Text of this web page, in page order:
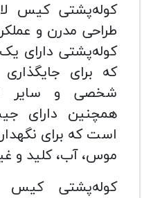
کوله‌پشتی کیس
طراحی مدرن و
کوله‌پشتی دارای
که برای
شخصی و سایر
همچنین دارای
است که برای
موس، آب، کلید و
کوله‌پشتی کیس